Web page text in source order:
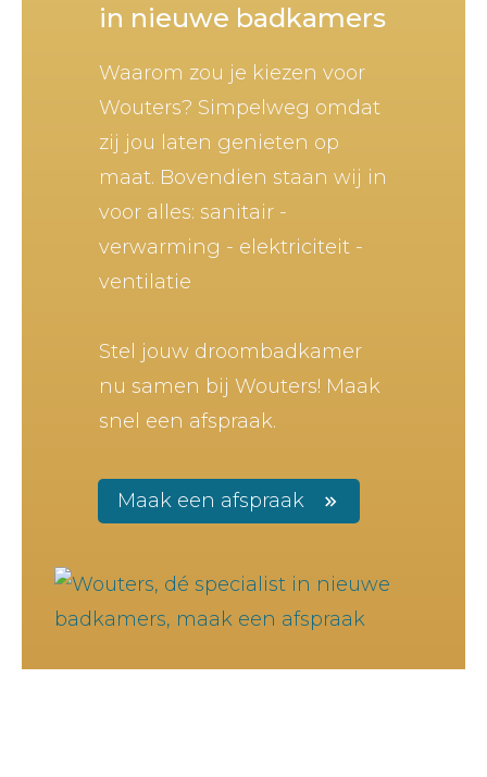
in nieuwe badkamers
Waarom zou je kiezen voor
Wouters? Simpelweg omdat
zij jou laten genieten op
maat. Bovendien staan wij in
voor alles: sanitair -
verwarming - elektriciteit -
ventilatie
Stel jouw droombadkamer
nu samen bij Wouters! Maak
snel een afspraak.
Maak een afspraak